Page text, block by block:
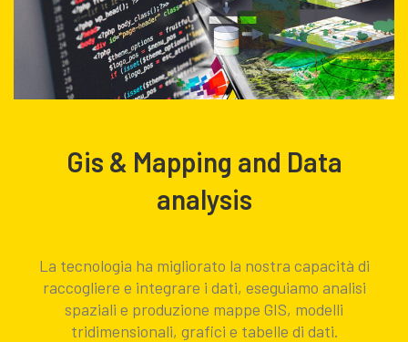
Gis & Mapping and Data
analysis
La tecnologia ha migliorato la nostra capacità di
raccogliere e integrare i dati, eseguiamo analisi
spaziali e produzione mappe GIS, modelli
tridimensionali, grafici e tabelle di dati.